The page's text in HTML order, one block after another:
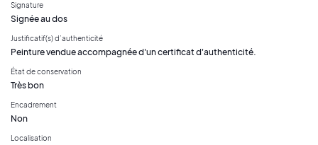
Signature
Signée au dos
Justificatif(s) d’authenticité
Peinture vendue accompagnée d'un certificat d'authenticité.
État de conservation
Très bon
Encadrement
Non
Localisation